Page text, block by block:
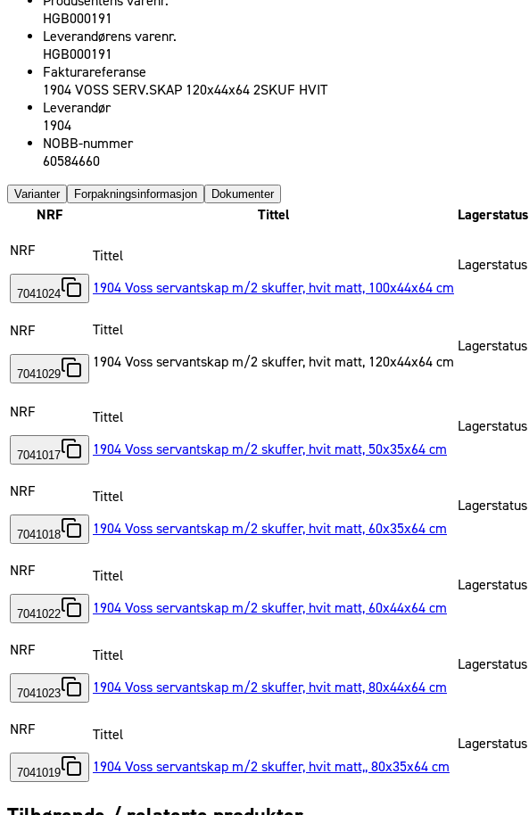
HGB000191
Leverandørens varenr.
HGB000191
Fakturareferanse
1904 VOSS SERV.SKAP 120x44x64 2SKUF HVIT
Leverandør
1904
NOBB-nummer
60584660
Varianter Forpakningsinformasjon Dokumenter
NRF Tittel
Lagerstatus
NRF
7041024
Tittel
1904 Voss servantskap m/2 skuffer, hvit matt, 100x44x64 cm
Lagerstatus
NRF
7041029
Tittel
1904 Voss servantskap m/2 skuffer, hvit matt, 120x44x64 cm
Lagerstatus
NRF
7041017
Tittel
1904 Voss servantskap m/2 skuffer, hvit matt, 50x35x64 cm
Lagerstatus
NRF
7041018
Tittel
1904 Voss servantskap m/2 skuffer, hvit matt, 60x35x64 cm
Lagerstatus
NRF
7041022
Tittel
1904 Voss servantskap m/2 skuffer, hvit matt, 60x44x64 cm
Lagerstatus
NRF
7041023
Tittel
1904 Voss servantskap m/2 skuffer, hvit matt, 80x44x64 cm
Lagerstatus
NRF
7041019
Tittel
1904 Voss servantskap m/2 skuffer, hvit matt,, 80x35x64 cm
Lagerstatus